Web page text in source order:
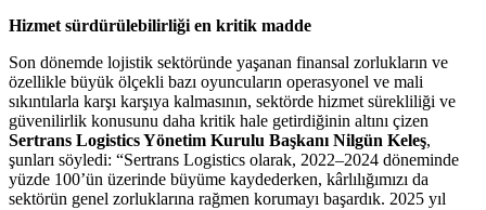
Hizmet sürdürülebilirliği en kritik madde
Son dönemde lojistik sektöründe yaşanan finansal zorlukların ve
özellikle büyük ölçekli bazı oyuncuların operasyonel ve mali
sıkıntılarla karşı karşıya kalmasının, sektörde hizmet sürekliliği ve
güvenilirlik konusunu daha kritik hale getirdiğinin altını çizen
Sertrans Logistics Yönetim Kurulu Başkanı Nilgün Keleş,
şunları söyledi: “Sertrans Logistics olarak, 2022–2024 döneminde
yüzde 100’ün üzerinde büyüme kaydederken, kârlılığımızı da
sektörün genel zorluklarına rağmen korumayı başardık. 2025 yıl